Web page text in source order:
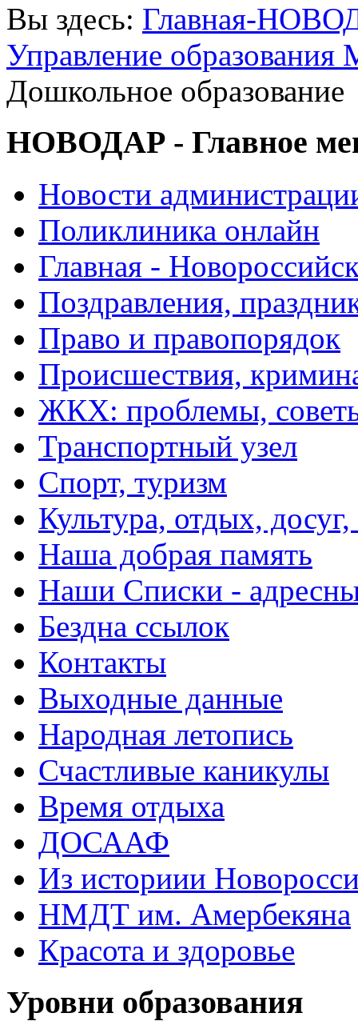
Вы здесь: Главная-
Управление
Дошкольное образование
НОВОДАР - Главное
Новости
Поликлиника онлайн
Главная -
Поздравления,
Право и правопорядок
Происшествия,
ЖКХ: проблемы,
Транспортный узел
Спорт, туризм
Культура, отдых,
Наша добрая память
Наши Списки -
Бездна ссылок
Контакты
Выходные данные
Народная летопись
Счастливые каникулы
Время отдыха
ДОСААФ
Из историии
НМДТ им. Амербекяна
Красота и здоровье
Уровни образования